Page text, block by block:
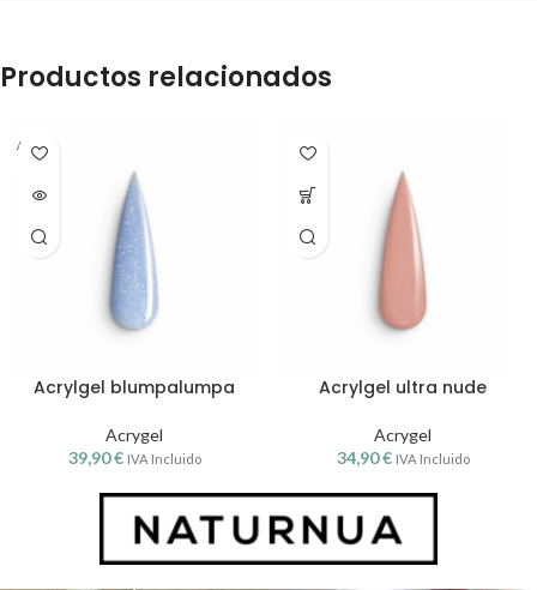
Productos relacionados
AGOT
ADO
Acrylgel blumpalumpa
Acrygel
39,90€ IVA Incluido
Acrylgel ultra nude
Acrygel
34,90€ IVA Incluido